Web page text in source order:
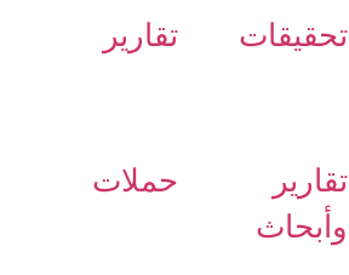
تحقيقات تقارير
تقارير
وأبحاث
حملات